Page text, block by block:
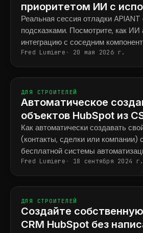
приоритетом ИИ с
кода Claude: реальная
отладки
Реальная сессия отладки
подсказками. Посмотрите, как ИИ
интеграцию с соседним
версий за четыре года, и как
предотвращает регрессию,
никогда не регистрировала.
Fred Lumiere 20 мая 2026 г.
Автоматическое
объектов HubSpot из
помощью кода Клода
Как автоматически создавать
(контакты, сделки или компании)